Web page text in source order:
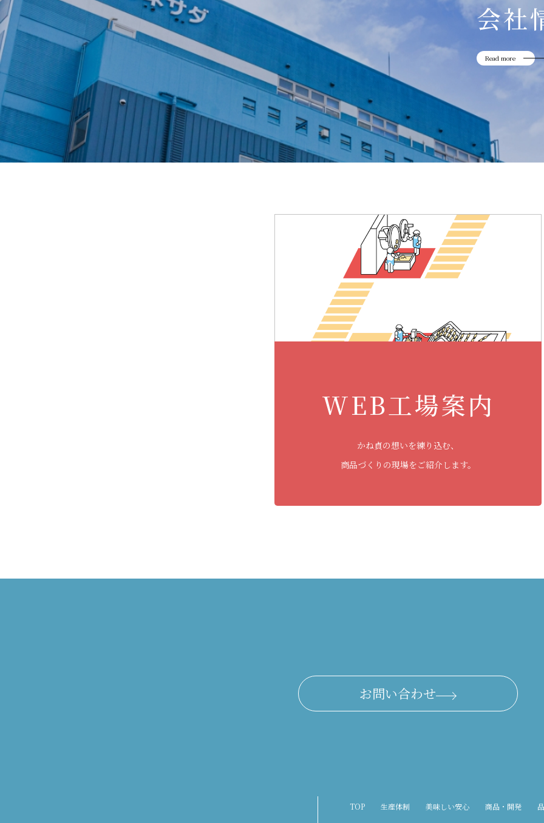
会社
Read more
WEB工場案内
かね貞の想いを練り込む、
商品づくりの現場をご紹介します。
お問い合わせ
TOP 生産体制 美味しい安心 商品・開発